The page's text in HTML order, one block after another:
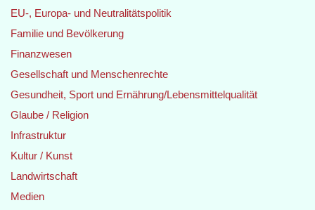
EU-, Europa- und Neutralitätspolitik
Familie und Bevölkerung
Finanzwesen
Gesellschaft und Menschenrechte
Gesundheit, Sport und Ernährung/Lebensmittelqualität
Glaube / Religion
Infrastruktur
Kultur / Kunst
Landwirtschaft
Medien